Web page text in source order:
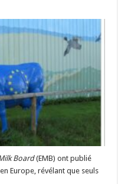
Board(EMB) ont publié
Europe, révélant que seuls